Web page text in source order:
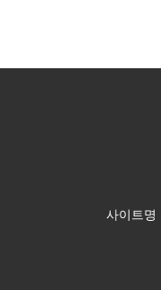
사이트명